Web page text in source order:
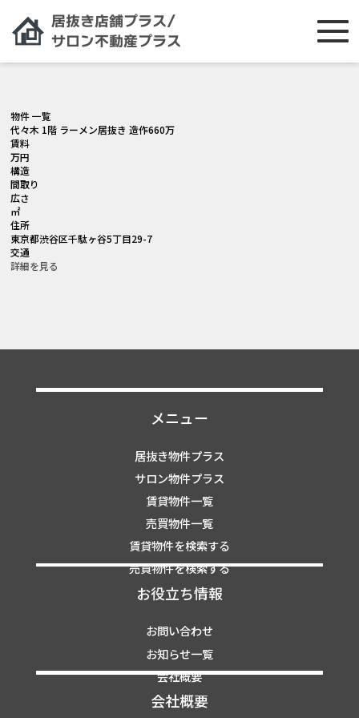
物件 一覧
代々木 1階 ラーメン居抜き 造作660万
賃料
万円
構造
間取り
広さ
㎡
住所
東京都渋谷区千駄ヶ谷5丁目29-7
交通
詳細を見る
メニュー
居抜き物件プラス
サロン物件プラス
賃貸物件一覧
売買物件一覧
賃貸物件を検索する
売買物件を検索する
お役立ち情報
お問い合わせ
お知らせ一覧
会社概要
会社概要